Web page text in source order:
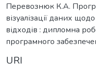
Перевознюк К.А.
візуалізації даних
відходів : дипломна
програмного
URI